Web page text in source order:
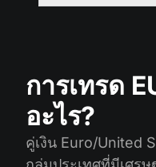
การเทรด
อะไร?
คู่เงิน Euro/United